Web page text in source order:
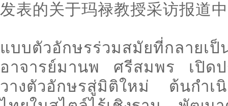
发表的关于玛禄教授采访报道
แบบตัวอักษรร่วมสมัยที่กลายเ
อาจารย์มานพ ศรีสมพร เปิดป
วางตัวอักษรสู่มิติใหม่ ต้นกำเ